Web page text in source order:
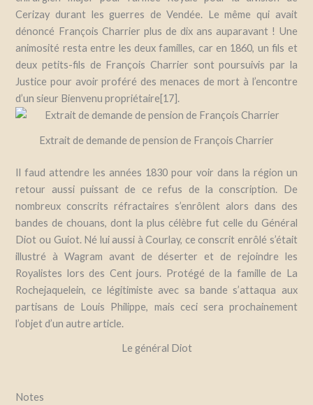
Cerizay durant les guerres de Vendée. Le même qui avait
dénoncé François Charrier plus de dix ans auparavant ! Une
animosité resta entre les deux familles, car en 1860, un fils et
deux petits-fils de François Charrier sont poursuivis par la
Justice pour avoir proféré des menaces de mort à l’encontre
d’un sieur Bienvenu propriétaire[17].
Extrait de demande de pension de François Charrier
Il faud attendre les années 1830 pour voir dans la région un
retour aussi puissant de ce refus de la conscription. De
nombreux conscrits réfractaires s’enrôlent alors dans des
bandes de chouans, dont la plus célèbre fut celle du Général
Diot ou Guiot. Né lui aussi à Courlay, ce conscrit enrôlé s’était
illustré à Wagram avant de déserter et de rejoindre les
Royalistes lors des Cent jours. Protégé de la famille de La
Rochejaquelein, ce légitimiste avec sa bande s’attaqua aux
partisans de Louis Philippe, mais ceci sera prochainement
l’objet d’un autre article.
Le général Diot
Notes